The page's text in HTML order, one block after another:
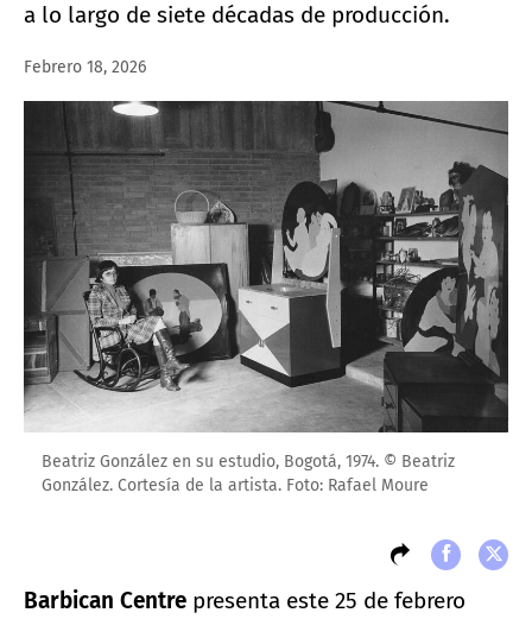
a lo largo de siete décadas de producción.
Febrero 18, 2026
Beatriz González en su estudio, Bogotá, 1974. © Beatriz
González. Cortesía de la artista. Foto: Rafael Moure
Barbican Centre presenta este 25 de febrero